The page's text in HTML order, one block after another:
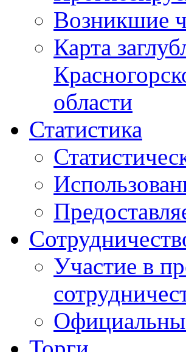
Возникшие
Карта
области
Статистика
Участие в